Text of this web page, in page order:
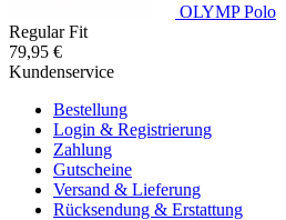
OLYMP Polo
Regular Fit
79,95 €
Kundenservice
Bestellung
Login & Registrierung
Zahlung
Gutscheine
Versand & Lieferung
Rücksendung & Erstattung